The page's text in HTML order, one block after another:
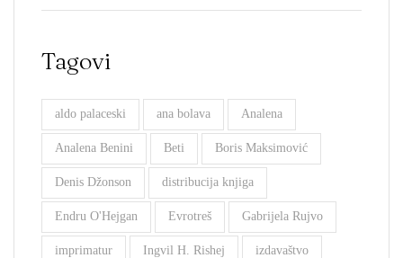
Tagovi
aldo palaceski ana bolava Analena
Analena Benini Beti Boris Maksimović
Denis Džonson distribucija knjiga
Endru O'Hejgan Evrotreš Gabrijela Rujvo
imprimatur Ingvil H. Rishej izdavaštvo